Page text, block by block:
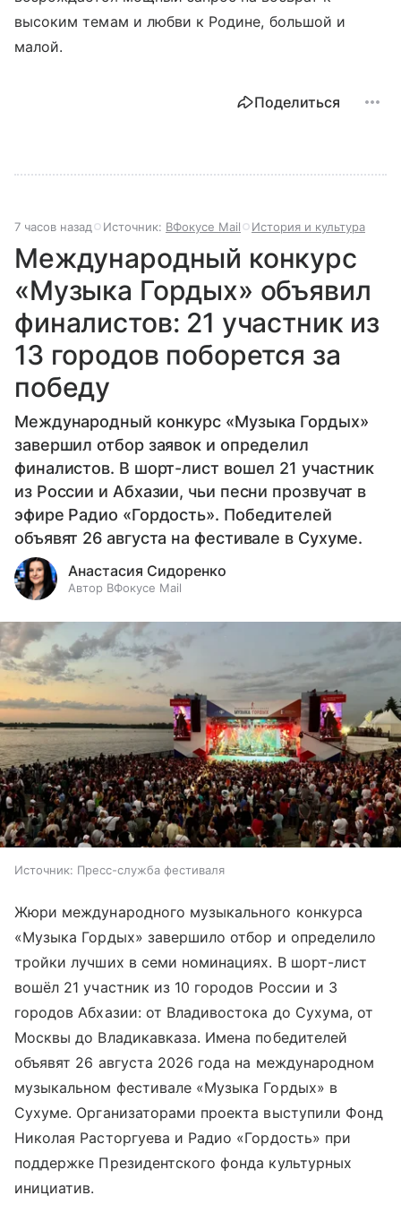
высоким темам и любви к Родине, большой и
малой.
Поделиться
7 часов назад Источник: ВФокусе Mail История и культура
Международный конкурс
«Музыка Гордых» объявил
финалистов: 21 участник из
13 городов поборется за
победу
Международный конкурс «Музыка Гордых»
завершил отбор заявок и определил
финалистов. В шорт-лист вошел 21 участник
из России и Абхазии, чьи песни прозвучат в
эфире Радио «Гордость». Победителей
объявят 26 августа на фестивале в Сухуме.
Анастасия Сидоренко
Автор ВФокусе Mail
Источник: Пресс-служба фестиваля
Жюри международного музыкального конкурса
«Музыка Гордых» завершило отбор и определило
тройки лучших в семи номинациях. В шорт-лист
вошёл 21 участник из 10 городов России и 3
городов Абхазии: от Владивостока до Сухума, от
Москвы до Владикавказа. Имена победителей
объявят 26 августа 2026 года на международном
музыкальном фестивале «Музыка Гордых» в
Сухуме. Организаторами проекта выступили Фонд
Николая Расторгуева и Радио «Гордость» при
поддержке Президентского фонда культурных
инициатив.